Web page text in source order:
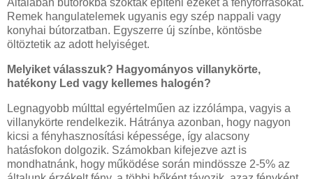
Általában bútorokba szokták építeni ezeket a fényforrásokat.
Remek hangulatelemek ugyanis egy szép nappali vagy
konyhai bútorzatban. Egyszerre új színbe, köntösbe
öltöztetik az adott helyiséget.
Melyiket válasszuk? Hagyományos villanykörte,
hatékony Led vagy kellemes halogén?
Legnagyobb múlttal egyértelműen az izzólámpa, vagyis a
villanykörte rendelkezik. Hátránya azonban, hogy nagyon
kicsi a fényhasznosítási képessége, így alacsony
hatásfokon dolgozik. Számokban kifejezve azt is
mondhatnánk, hogy működése során mindössze 2-5% az